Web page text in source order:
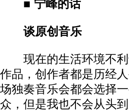
■ 宁峰的话
谈原创音乐
现在的生活环境不利
作品，创作者都是历经
场独奏音乐会都会选择
众，但是我也不会从头